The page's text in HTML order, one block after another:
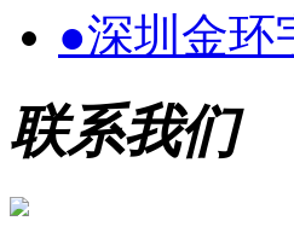
●深圳金环
联系我们